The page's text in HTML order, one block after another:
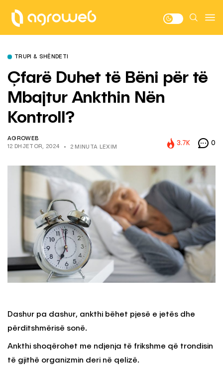
TRUPI & SHËNDETI
Çfarë Duhet të Bëni për të
Mbajtur Ankthin Nën
Kontroll?
AGROWEB
12 DHJETOR, 2024
2 MINUTA LEXIM
3.7K 0
Dashur pa dashur, ankthi bëhet pjesë e jetës dhe
përditshmërisë sonë.
Ankthi shoqërohet me ndjenja të frikshme që trondisin
të gjithë organizmin deri në qelizë.